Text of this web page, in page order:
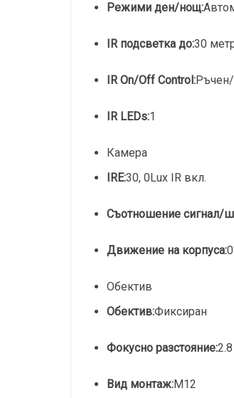
Режими ден/нощ:
IR подсветка до:30
IR On/Off Control:
IR LEDs:1
Камера
IRE:30, 0Lux IR вкл.
Съотношение сигнал/
Движение на корпуса:
Обектив
Обектив:Фиксиран
Фокусно разстояние:
Вид монтаж:M12